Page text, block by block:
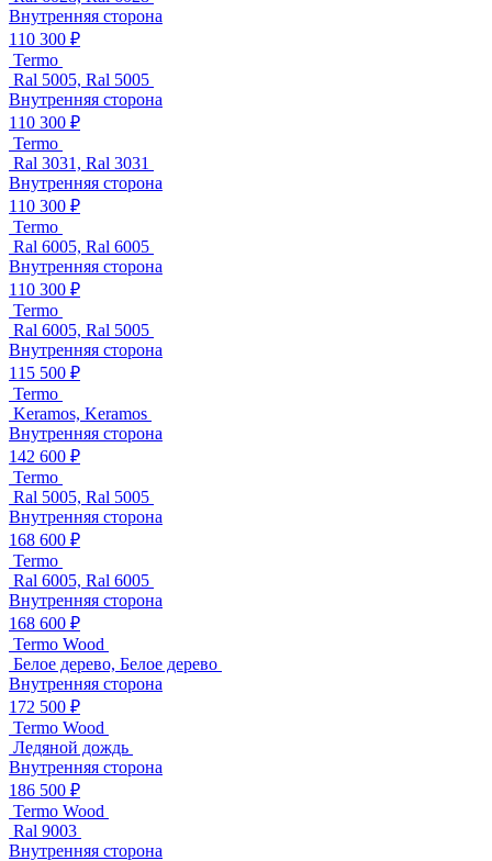
Внутренняя сторона
110 300 ₽
Termo
Ral 5005, Ral 5005
Внутренняя сторона
110 300 ₽
Termo
Ral 3031, Ral 3031
Внутренняя сторона
110 300 ₽
Termo
Ral 6005, Ral 6005
Внутренняя сторона
110 300 ₽
Termo
Ral 6005, Ral 5005
Внутренняя сторона
115 500 ₽
Termo
Keramos, Keramos
Внутренняя сторона
142 600 ₽
Termo
Ral 5005, Ral 5005
Внутренняя сторона
168 600 ₽
Termo
Ral 6005, Ral 6005
Внутренняя сторона
168 600 ₽
Termo Wood
Белое дерево, Белое дерево
Внутренняя сторона
172 500 ₽
Termo Wood
Ледяной дождь
Внутренняя сторона
186 500 ₽
Termo Wood
Ral 9003
Внутренняя сторона